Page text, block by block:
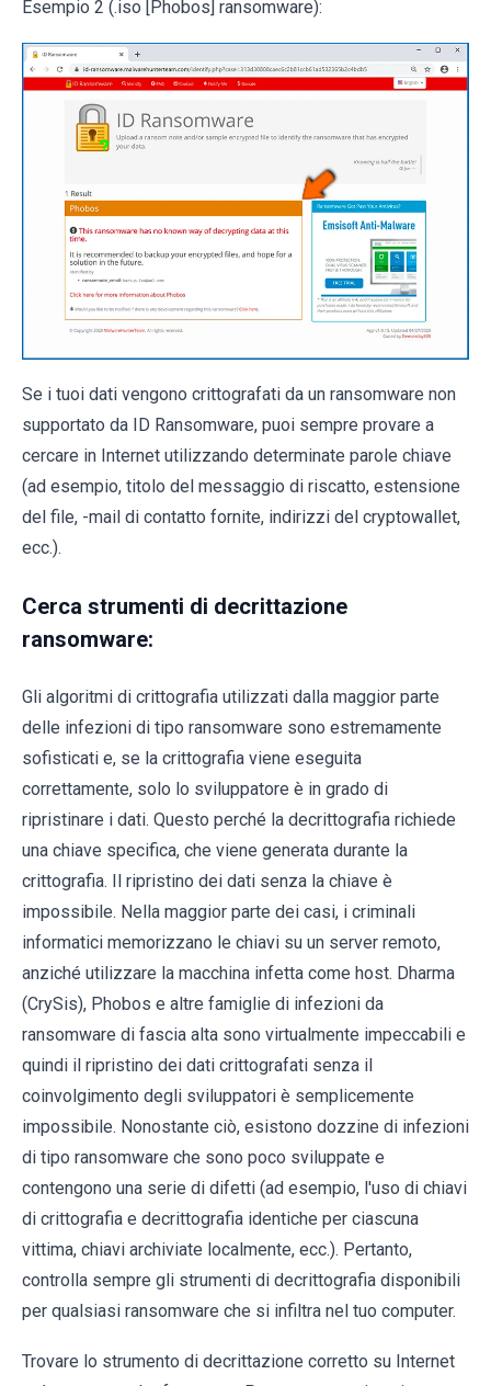
Esempio 2 (.iso [Phobos] ransomware):
Se i tuoi dati vengono crittografati da un ransomware non
supportato da ID Ransomware, puoi sempre provare a
cercare in Internet utilizzando determinate parole chiave
(ad esempio, titolo del messaggio di riscatto, estensione
del file, -mail di contatto fornite, indirizzi del cryptowallet,
ecc.).
Cerca strumenti di decrittazione
ransomware:
Gli algoritmi di crittografia utilizzati dalla maggior parte
delle infezioni di tipo ransomware sono estremamente
sofisticati e, se la crittografia viene eseguita
correttamente, solo lo sviluppatore è in grado di
ripristinare i dati. Questo perché la decrittografia richiede
una chiave specifica, che viene generata durante la
crittografia. Il ripristino dei dati senza la chiave è
impossibile. Nella maggior parte dei casi, i criminali
informatici memorizzano le chiavi su un server remoto,
anziché utilizzare la macchina infetta come host. Dharma
(CrySis), Phobos e altre famiglie di infezioni da
ransomware di fascia alta sono virtualmente impeccabili e
quindi il ripristino dei dati crittografati senza il
coinvolgimento degli sviluppatori è semplicemente
impossibile. Nonostante ciò, esistono dozzine di infezioni
di tipo ransomware che sono poco sviluppate e
contengono una serie di difetti (ad esempio, l'uso di chiavi
di crittografia e decrittografia identiche per ciascuna
vittima, chiavi archiviate localmente, ecc.). Pertanto,
controlla sempre gli strumenti di decrittografia disponibili
per qualsiasi ransomware che si infiltra nel tuo computer.
Trovare lo strumento di decrittazione corretto su Internet